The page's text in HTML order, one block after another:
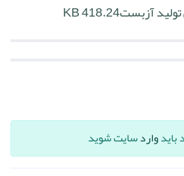
آزبست418.24 KB
واردسایت شوید